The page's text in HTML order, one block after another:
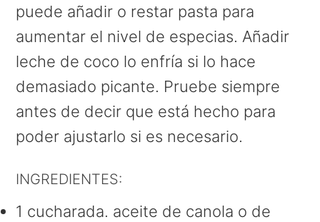
puede añadir o restar pasta para
aumentar el nivel de especias. Añadir
leche de coco lo enfría si lo hace
demasiado picante. Pruebe siempre
antes de decir que está hecho para
poder ajustarlo si es necesario.
INGREDIENTES:
1 cucharada. aceite de canola o de